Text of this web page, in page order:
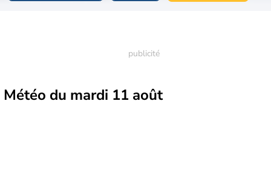
Météo du mardi 11 août